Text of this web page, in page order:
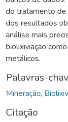
do tratamento de
dos resultados
análise mais
biolixiviação
metálicos.
Palavras-
Mineração,
Citação